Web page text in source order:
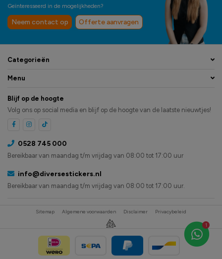
1
Geïnteresseerd in de mogelijkheden?
Neem contact op Offerte aanvragen
Categorieën
Menu
Blijf op de hoogte
Volg ons op social media en blijf op de hoogte van de laatste nieuwtjes!
0528 745 000
Bereikbaar van maandag t/m vrijdag van 08:00 tot 17:00 uur
info@diversestickers.nl
Bereikbaar van maandag t/m vrijdag van 08:00 tot 17:00 uur.
Sitemap Algemene voorwaarden Disclaimer Privacybeleid